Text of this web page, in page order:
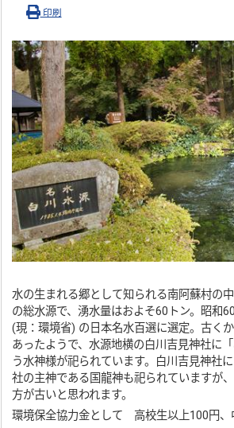
印刷
水の生まれる郷として知られる南阿蘇村の
の総水源で、湧水量はおよそ60トン。昭和
(現：環境省) の日本名水百選に選定。古く
あったようで、水源地横の白川吉見神社に
う水神様が祀られています。白川吉見神社
社の主神である国龍神も祀られていますが
方が古いと思われます。
環境保全協力金として 高校生以上100円